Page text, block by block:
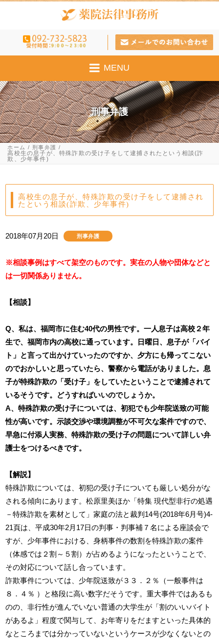
MENU
刑事弁護
ホーム 刑事弁護
高校生の息子が、特殊詐欺の受け子をして逮捕されたという相談(詐
欺、少年事件)
高校生の息子が、特殊詐欺の受け子をして逮捕され
たという相談(詐欺、少年事件)
2018年07月20日 刑事弁護
※相談事例はすべて架空のものです。実在の人物や団体などと
は一切関係ありません。
【相談】
Q、私は、福岡市に住む40代の男性です。一人息子は高校２年
生で、福岡市内の高校に通っています。日曜日、息子が「バイ
ト」と言って出かけていったのですか、夕方にも帰ってこない
のでおかしいと思っていたら、警察から電話がありました。息
子が特殊詐欺の「受け子」をしていたということで逮捕されて
いるそうです。どうすればいいのでしょうか。
A、特殊詐欺の受け子については、初犯でも少年院送致の可能
性が高いです。示談交渉や環境調整が不可欠な案件ですので、
早急に付添人実務、特殊詐欺の受け子の問題について詳しい弁
護士をつけるべきです。
【解説】
特殊詐欺については、初犯の受け子についても厳しい処分がな
される傾向にあります。松原里美ほか「特集 現代型非行の処遇
－特殊詐欺を素材として」家庭の法と裁判14号(2018年6月号)4-
21頁は、平成30年2月17日の判事・判事補７名による座談会で
すが、少年事件における、身柄事件の数割を特殊詐欺の案件
（体感では２割～５割）が占めるようになったということで、
その対応について話し合っています。
詐欺事件については、少年院送致が３３．２％（一般事件は
８．４％ ）と格段に高い数字だそうです。重大事件ではあるも
のの、非行性が進んでいない普通の大学生が「割のいいバイト
があるよ」程度で関与して、お年寄りをだますといった具体的
なところまでは分かっていないというケースが少なくないとの